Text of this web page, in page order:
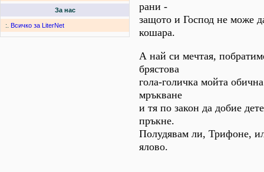
За нас
:. Всичко за LiterNet
рани -
защото и Господ не може
кошара.
А най си мечтая,
брястова
гола-голичка мойта
мръкване
и тя по закон да добие
пръкне.
Полудявам ли, Трифоне,
ялово.